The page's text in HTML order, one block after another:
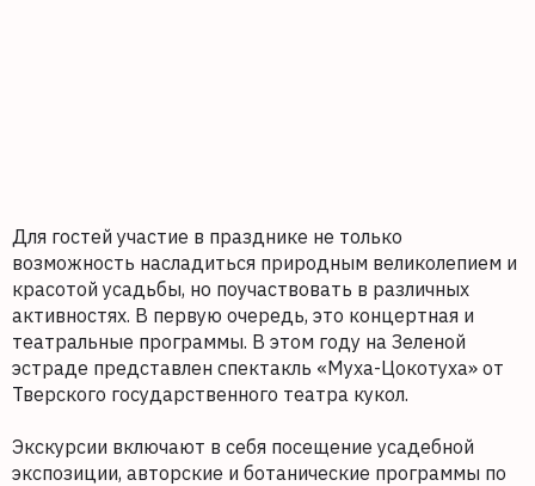
Для гостей участие в празднике не только
возможность насладиться природным великолепием и
красотой усадьбы, но поучаствовать в различных
активностях. В первую очередь, это концертная и
театральные программы. В этом году на Зеленой
эстраде представлен спектакль «Муха-Цокотуха» от
Тверского государственного театра кукол.
Экскурсии включают в себя посещение усадебной
экспозиции, авторские и ботанические программы по